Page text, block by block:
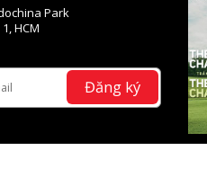
Park
HCM
Đăng ký